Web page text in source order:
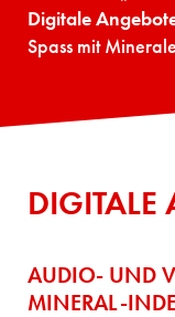
Digitale
Spass mit
DIGITALE
AUDIO- UND
MINERAL-